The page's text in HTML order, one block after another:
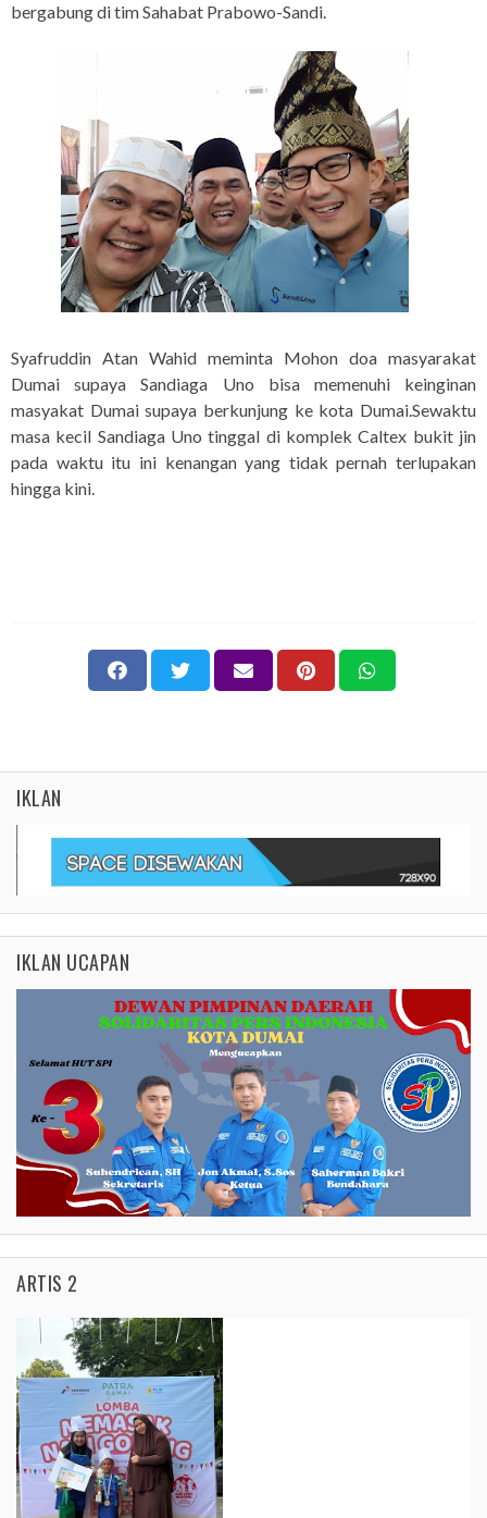
bergabung di tim Sahabat Prabowo-Sandi.
Syafruddin Atan Wahid meminta Mohon doa masyarakat
Dumai supaya Sandiaga Uno bisa memenuhi keinginan
masyakat Dumai supaya berkunjung ke kota Dumai.Sewaktu
masa kecil Sandiaga Uno tinggal di komplek Caltex bukit jin
pada waktu itu ini kenangan yang tidak pernah terlupakan
hingga kini.
IKLAN
IKLAN UCAPAN
ARTIS 2